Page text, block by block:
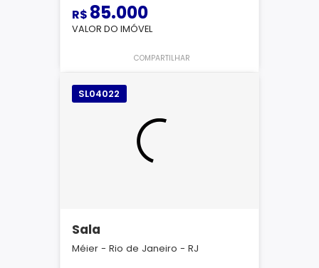
R$ 85.000
VALOR DO IMÓVEL
COMPARTILHAR
SL04022
Sala
Méier - Rio de Janeiro - RJ